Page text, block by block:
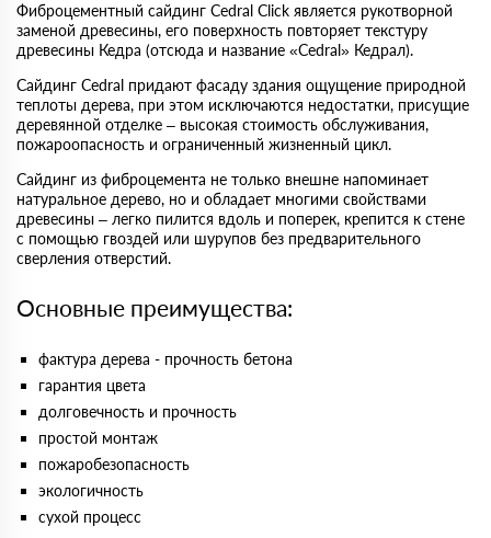
Фиброцементный сайдинг Cedral Click является рукотворной
заменой древесины, его поверхность повторяет текстуру
древесины Кедра (отсюда и название «Cedral» Кедрал).
Сайдинг Cedral придают фасаду здания ощущение природной
теплоты дерева, при этом исключаются недостатки, присущие
деревянной отделке – высокая стоимость обслуживания,
пожароопасность и ограниченный жизненный цикл.
Сайдинг из фиброцемента не только внешне напоминает
натуральное дерево, но и обладает многими свойствами
древесины – легко пилится вдоль и поперек, крепится к стене
с помощью гвоздей или шурупов без предварительного
сверления отверстий.
Основные преимущества:
фактура дерева - прочность бетона
гарантия цвета
долговечность и прочность
простой монтаж
пожаробезопасность
экологичность
сухой процесс